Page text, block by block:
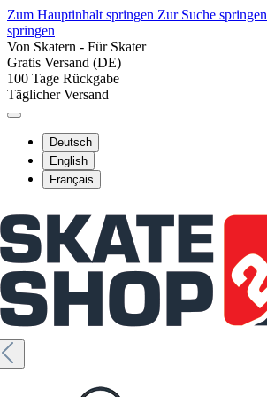
Zum Hauptinhalt springen Zur Suche springen
springen
Von Skatern - Für Skater
Gratis Versand (DE)
100 Tage Rückgabe
Täglicher Versand
Deutsch
English
Français